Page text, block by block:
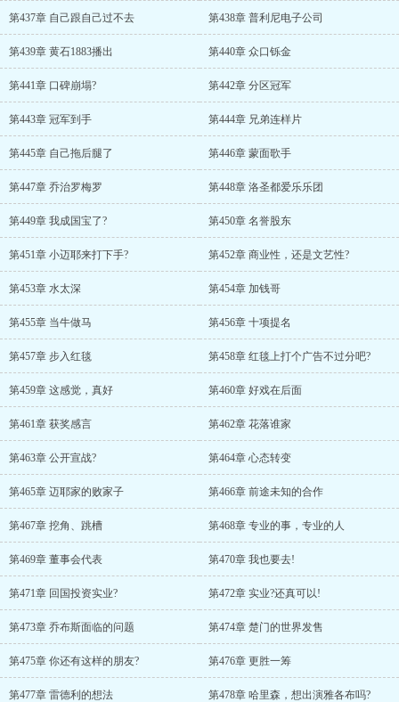
第437章 自己跟自己过不去 第438章 普利尼电子公司
第439章 黄石1883播出 第440章 众口铄金
第441章 口碑崩塌? 第442章 分区冠军
第443章 冠军到手 第444章 兄弟连样片
第445章 自己拖后腿了 第446章 蒙面歌手
第447章 乔治罗梅罗 第448章 洛圣都爱乐乐团
第449章 我成国宝了? 第450章 名誉股东
第451章 小迈耶来打下手? 第452章 商业性，还是文艺性?
第453章 水太深 第454章 加钱哥
第455章 当牛做马 第456章 十项提名
第457章 步入红毯 第458章 红毯上打个广告不过分吧?
第459章 这感觉，真好 第460章 好戏在后面
第461章 获奖感言 第462章 花落谁家
第463章 公开宣战? 第464章 心态转变
第465章 迈耶家的败家子 第466章 前途未知的合作
第467章 挖角、跳槽 第468章 专业的事，专业的人
第469章 董事会代表 第470章 我也要去!
第471章 回国投资实业? 第472章 实业?还真可以!
第473章 乔布斯面临的问题 第474章 楚门的世界发售
第475章 你还有这样的朋友? 第476章 更胜一筹
第477章 雷德利的想法 第478章 哈里森，想出演雅各布吗?